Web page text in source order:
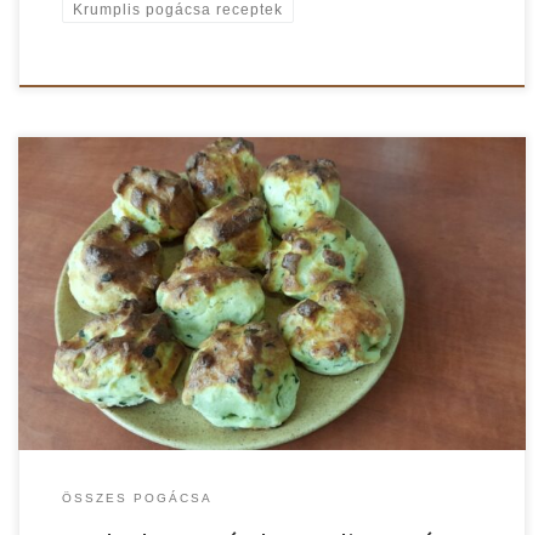
Krumplis pogácsa receptek
Ezt a remek vendégváró medvehagymás-krumplis pogácsát a
medvehagyma és a krumpli párosítása teszi különlegessé és
pikánssá. A pogácsa puhaságát egyrészt a krumpli, másrészt a
hajtogatás és a többszöri kelesztés adja. Medvehagymás-krumplis
pogácsa recept A krumplit előre megfőzzük, összetörjük és
kihűtjük. A medvehagymát megmossuk, lecsöpögtetjük és apróra
vágjuk, majd az összetört […]
ÖSSZES POGÁCSA